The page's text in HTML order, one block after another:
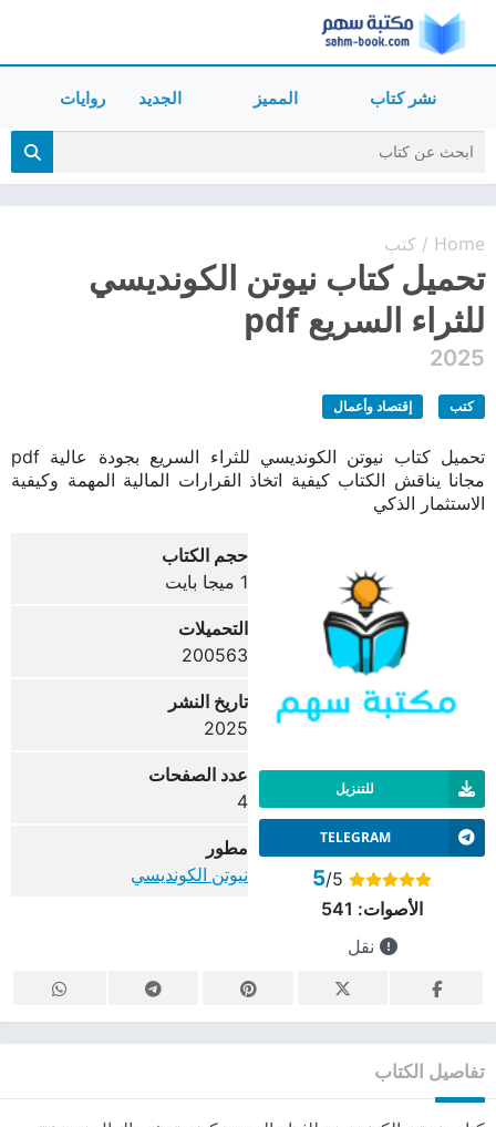
نشر كتاب المميز الجديد روايات
Home
/ كتب
تحميل كتاب نيوتن الكونديسي
للثراء السريع pdf
2025
كتب إقتصاد وأعمال
تحميل كتاب نيوتن الكونديسي للثراء السريع بجودة عالية pdf
مجانا يناقش الكتاب كيفية اتخاذ القرارات المالية المهمة وكيفية
الاستثمار الذكي
للتنزيل
TELEGRAM
5/5
الأصوات: 541
نقل
حجم الكتاب
1 ميجا بايت
التحميلات
200563
تاريخ النشر
2025
عدد الصفحات
4
مطور
نيوتن الكونديسي
تفاصيل الكتاب